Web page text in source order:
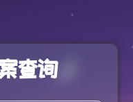
查询